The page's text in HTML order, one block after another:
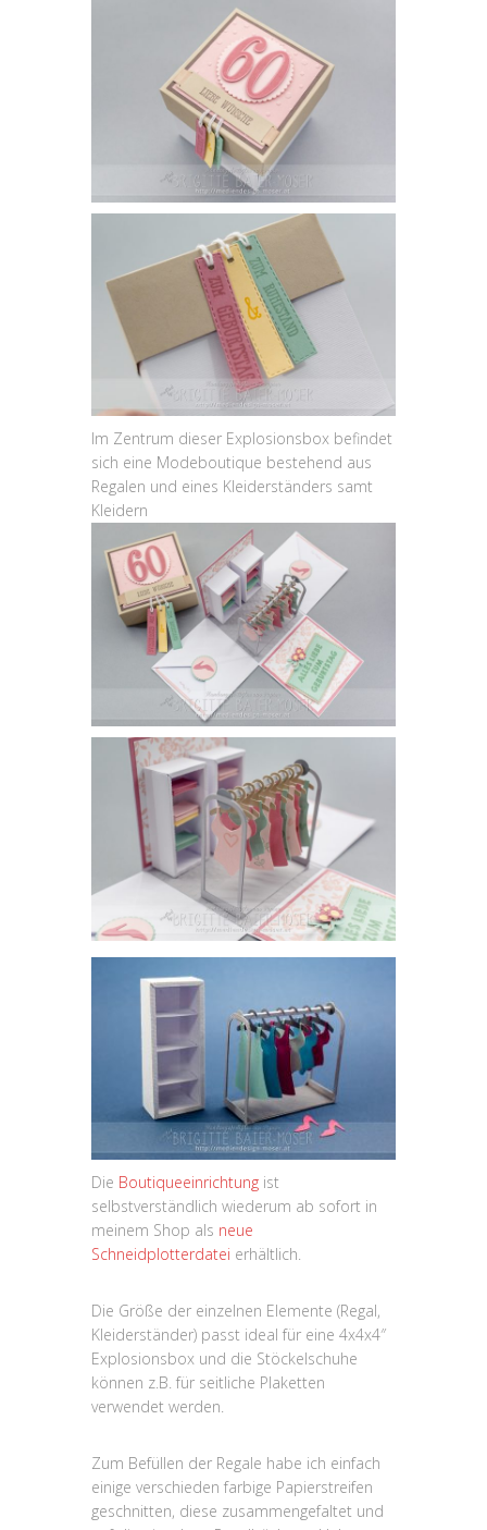
Im Zentrum dieser Explosionsbox befindet
sich eine Modeboutique bestehend aus
Regalen und eines Kleiderständers samt
Kleidern
Die Boutiqueeinrichtung ist
selbstverständlich wiederum ab sofort in
meinem Shop als neue
Schneidplotterdatei erhältlich.
Die Größe der einzelnen Elemente (Regal,
Kleiderständer) passt ideal für eine 4x4x4″
Explosionsbox und die Stöckelschuhe
können z.B. für seitliche Plaketten
verwendet werden.
Zum Befüllen der Regale habe ich einfach
einige verschieden farbige Papierstreifen
geschnitten, diese zusammengefaltet und